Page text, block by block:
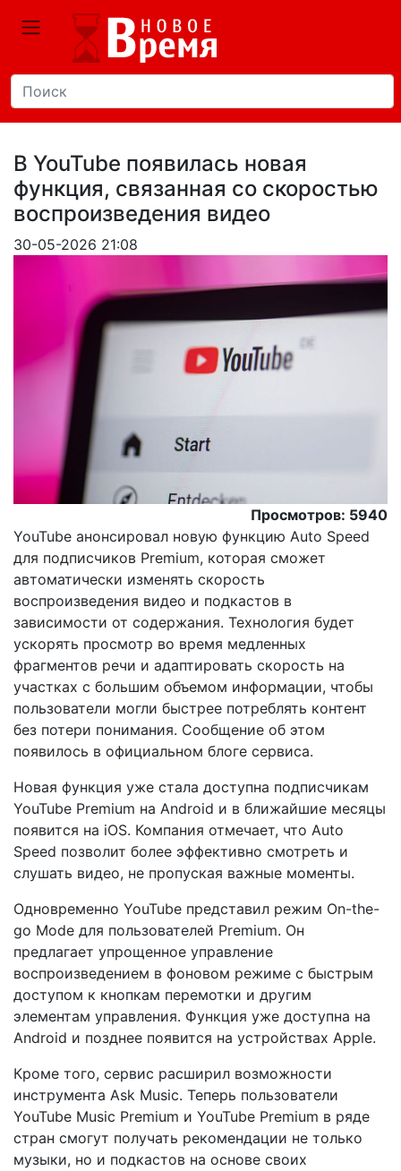
В YouTube появилась новая
функция, связанная со скоростью
воспроизведения видео
30-05-2026 21:08
Просмотров: 5940
YouTube анонсировал новую функцию Auto Speed
для подписчиков Premium, которая сможет
автоматически изменять скорость
воспроизведения видео и подкастов в
зависимости от содержания. Технология будет
ускорять просмотр во время медленных
фрагментов речи и адаптировать скорость на
участках с большим объемом информации, чтобы
пользователи могли быстрее потреблять контент
без потери понимания. Сообщение об этом
появилось в официальном блоге сервиса.
Новая функция уже стала доступна подписчикам
YouTube Premium на Android и в ближайшие месяцы
появится на iOS. Компания отмечает, что Auto
Speed позволит более эффективно смотреть и
слушать видео, не пропуская важные моменты.
Одновременно YouTube представил режим On-the-
go Mode для пользователей Premium. Он
предлагает упрощенное управление
воспроизведением в фоновом режиме с быстрым
доступом к кнопкам перемотки и другим
элементам управления. Функция уже доступна на
Android и позднее появится на устройствах Apple.
Кроме того, сервис расширил возможности
инструмента Ask Music. Теперь пользователи
YouTube Music Premium и YouTube Premium в ряде
стран смогут получать рекомендации не только
музыки, но и подкастов на основе своих